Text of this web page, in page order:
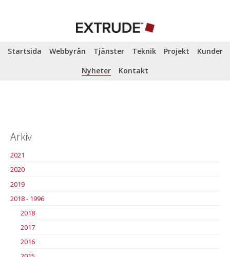
Startsida Webbyrån Tjänster Teknik Projekt
Kunder
Nyheter
Kontakt
Arkiv
2021
2020
2019
2018 - 1996
2018
2017
2016